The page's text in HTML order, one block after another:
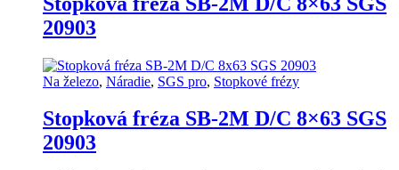
20903
Na železo, Náradie, SGS pro, Stopkové frézy
Stopková fréza SB-2M D/C 8×63 SGS
20903